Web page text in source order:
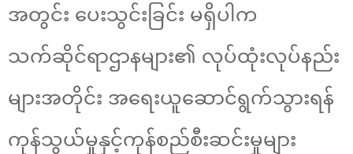
အတွင်း ပေးသွင်းခြင်း မရှိပါက
သက်ဆိုင်ရာဌာနများ၏ လုပ်ထုံးလုပ်နည်း
များအတိုင်း အရေးယူဆောင်ရွက်သွားရန်
ကုန်သွယ်မှုနှင့်ကုန်စည်စီးဆင်းမှုများ